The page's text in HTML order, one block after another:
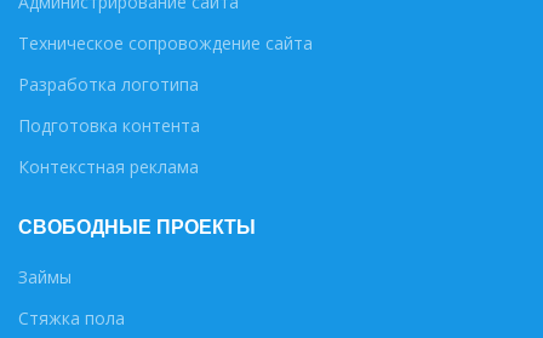
Техническое сопровождение сайта
Разработка логотипа
Подготовка контента
Контекстная реклама
СВОБОДНЫЕ ПРОЕКТЫ
Займы
Стяжка пола